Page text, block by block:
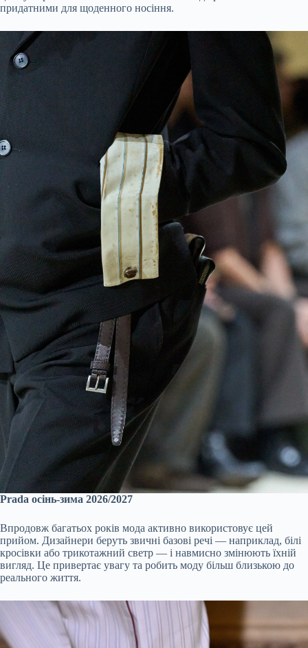
придатними для щоденного носіння.
Prada осінь-зима 2026/2027
Впродовж багатьох років мода активно використовує цей
прийом. Дизайнери беруть звичні базові речі — наприклад, білі
кросівки або трикотажний светр — і навмисно змінюють їхній
вигляд. Це привертає увагу та робить моду більш близькою до
реального життя.